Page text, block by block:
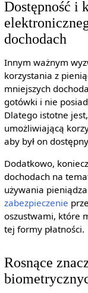
Dostępność i
dochodach
Innym ważnym
korzystania z
mniejszych
gotówki i nie
Dlatego istotne
umożliwiającą
aby był on
Dodatkowo,
dochodach na
używania
zabezpieczenie
oszustwami, które
tej formy płatności.
Rosnące